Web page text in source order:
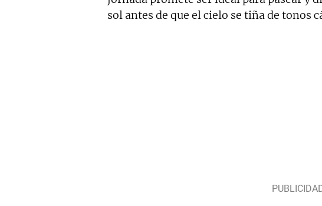
sol antes de que el cielo se tiña de tonos